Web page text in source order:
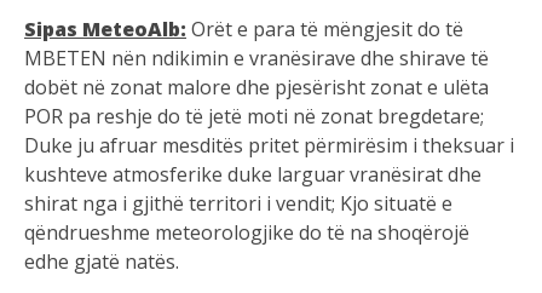
Sipas MeteoAlb: Orët e para të mëngjesit do të
MBETEN nën ndikimin e vranësirave dhe shirave të
dobët në zonat malore dhe pjesërisht zonat e ulëta
POR pa reshje do të jetë moti në zonat bregdetare;
Duke ju afruar mesditës pritet përmirësim i theksuar i
kushteve atmosferike duke larguar vranësirat dhe
shirat nga i gjithë territori i vendit; Kjo situatë e
qëndrueshme meteorologjike do të na shoqërojë
edhe gjatë natës.